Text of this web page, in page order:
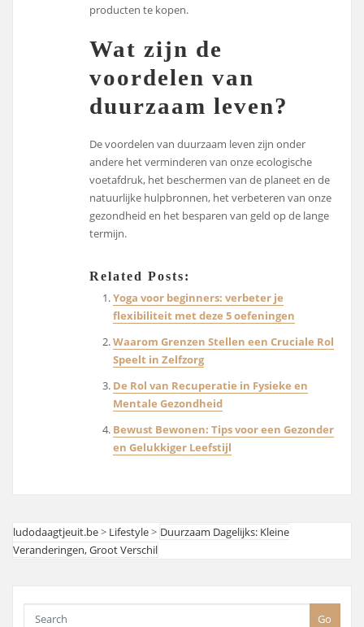
producten te kopen.
Wat zijn de
voordelen van
duurzaam leven?
De voordelen van duurzaam leven zijn onder
andere het verminderen van onze ecologische
voetafdruk, het beschermen van de planeet en de
natuurlijke hulpbronnen, het verbeteren van onze
gezondheid en het besparen van geld op de lange
termijn.
Related Posts:
Yoga voor beginners: verbeter je
flexibiliteit met deze 5 oefeningen
Waarom Grenzen Stellen een Cruciale Rol
Speelt in Zelfzorg
De Rol van Recuperatie in Fysieke en
Mentale Gezondheid
Bewust Bewonen: Tips voor een Gezonder
en Gelukkiger Leefstijl
ludodaagtjeuit.be> Lifestyle> Duurzaam Dagelijks: Kleine
Veranderingen, Groot Verschil
Go